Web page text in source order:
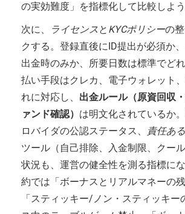
の実効難度」を指標化して比較しよう
次に、
ライセンスと KYCポリシーの
クする。登録直後にID提出が必須か
出金時のみか、所要日数は標準でど
払い手段はクレカ、電子ウォレット
れに対応し、 出金ルール（原資回収
ァンド確認） は明文化されているか
ロバイダの公認ステータス、
責任あ
ツール（自己排除、入金制限、クー
状況も、運営の健全性を測る指標に
約では「ボーナスとリアルマネーの残
「スティッキー/ノン・スティッキー